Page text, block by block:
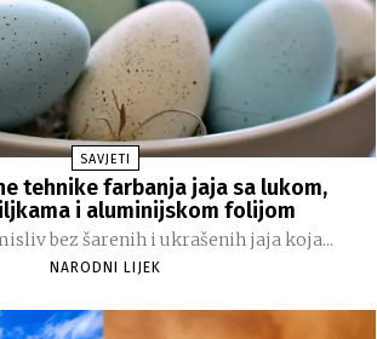
SAVJETI
tehnike farbanja jaja sa lukom,
i aluminijskom folijom
bez šarenih i ukrašenih jaja koja...
NARODNI LIJEK